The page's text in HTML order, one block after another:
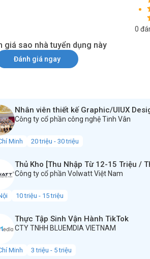
0
giá sao nhà tuyển dụng này
Đánh giá ngay
Nhân viên thiết kế Graphic/UIUX
Công ty cổ phần công nghệ Tinh Vân
Minh 20 triệu - 30 triệu
Thủ Kho [Thu Nhập Từ 12-15 Triệu /
Công ty cổ phần Volwatt Việt Nam
10 triệu - 15 triệu
Thực Tập Sinh Vận Hành TikTok
CTY TNHH BLUEMDIA VIETNAM
Minh 3 triệu - 5 triệu